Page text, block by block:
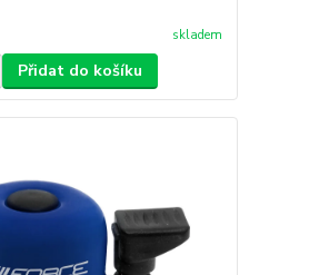
skladem
Přidat do košíku